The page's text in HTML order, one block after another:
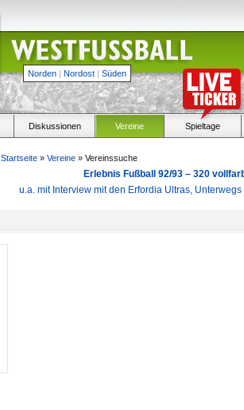
Norden | Nordost | Süden
Diskussionen Vereine Spieltage
Startseite » Vereine » Vereinssuche
Erlebnis Fußball 92/93 – 320
u.a. mit Interview mit den Erfordia Ultras,